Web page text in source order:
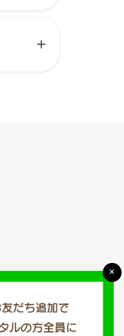
×